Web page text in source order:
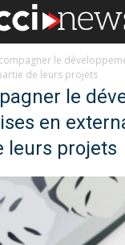
le
de leurs projets
le
en
leurs projets